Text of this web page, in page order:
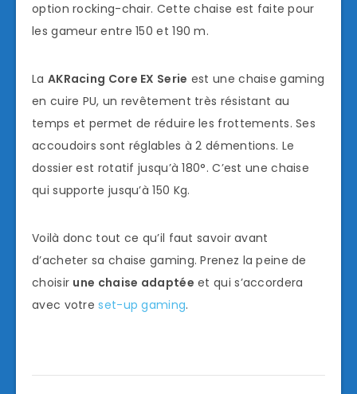
option rocking-chair. Cette chaise est faite pour
les gameur entre 150 et 190 m.
La AKRacing Core EX Serie est une chaise gaming
en cuire PU, un revêtement très résistant au
temps et permet de réduire les frottements. Ses
accoudoirs sont réglables à 2 démentions. Le
dossier est rotatif jusqu’à 180°. C’est une chaise
qui supporte jusqu’à 150 Kg.
Voilà donc tout ce qu’il faut savoir avant
d’acheter sa chaise gaming. Prenez la peine de
choisir une chaise adaptée et qui s’accordera
avec votre set-up gaming.